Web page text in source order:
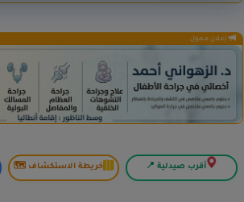
إعلان ممول
أقرب صيدلية 📍 خريطة الاستكشاف 🗺️